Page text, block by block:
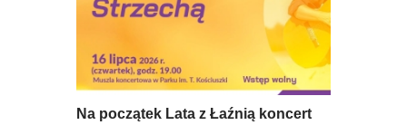
Na początek Lata z Łaźnią koncert